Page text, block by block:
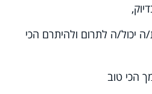
יכול/ה לתרום ולהיתרם הכי
הכי טוב